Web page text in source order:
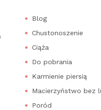
Blog
Chustonoszenie
Ciąża
Do pobrania
Karmienie piersią
Macierzyństwo bez
Poród